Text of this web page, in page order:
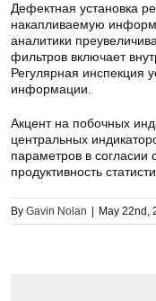
Дефектная установка
накапливаемую
аналитики
фильтров включает
Регулярная инспекция
информации.
Акцент на побочных
центральных
параметров в
продуктивность
By Gavin Nolan May 22nd,